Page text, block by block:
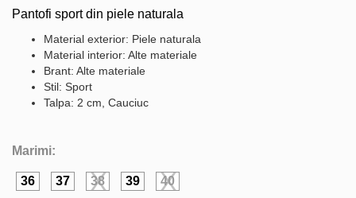
Pantofi sport din piele naturala
Material exterior: Piele naturala
Material interior: Alte materiale
Brant: Alte materiale
Stil: Sport
Talpa: 2 cm, Cauciuc
Marimi:
36 37 38 39 40